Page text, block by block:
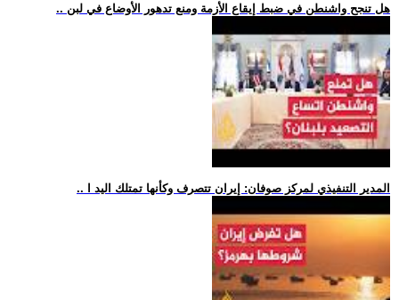
.. هل تنجح واشنطن في ضبط إيقاع الأزمة ومنع تدهور الأوضاع في لبن
.. المدير التنفيذي لمركز صوفان: إيران تتصرف وكأنها تمتلك اليد ا